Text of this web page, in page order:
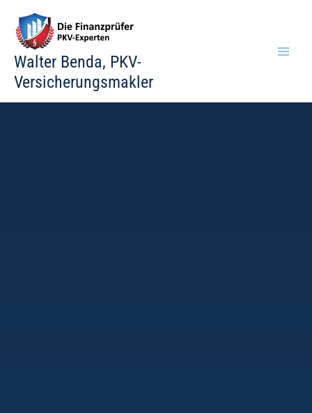
Inhalt
springen
Walter Benda, PKV-
Versicherungsmakler